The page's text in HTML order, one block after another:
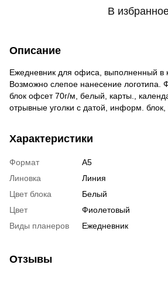
В
Описание
Ежедневник для офиса, выполненный в
Возможно слепое нанесение логотипа.
блок офсет 70г/м, белый, карты.,
отрывные уголки с датой, информ. блок,
Характеристики
Формат
А5
Линовка
Линия
Цвет блока
Белый
Цвет
Фиолетовый
Виды планеров
Ежедневник
Отзывы